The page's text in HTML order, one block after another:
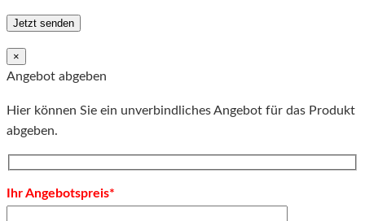
×
Angebot abgeben
Hier können Sie ein unverbindliches Angebot für das Produkt
abgeben.
Ihr Angebotspreis*